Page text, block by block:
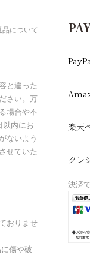
品について
と違った
さい。万
場合や不
以内にお
ないよう
せていた
おりませ
傷や破
楽天
クレ
決済